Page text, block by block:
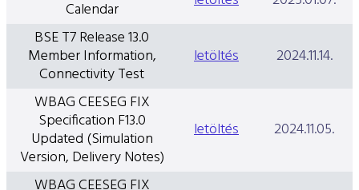
Calendar
BSE T7 Release 13.0
Member Information,
Connectivity Test
letöltés
2024.11.14.
WBAG CEESEG FIX
Specification F13.0
Updated (Simulation
Version, Delivery Notes)
letöltés 2024.11.05.